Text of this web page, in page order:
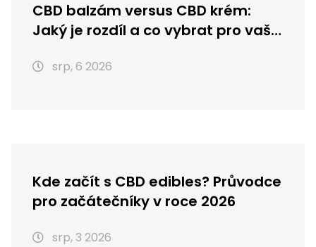
CBD balzám versus CBD krém:
Jaký je rozdíl a co vybrat pro vaši
srp, 6 2026
Kde začít s CBD edibles? Průvodce
pro začátečníky v roce 2026
srp, 3 2026